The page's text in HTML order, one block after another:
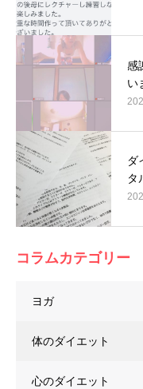
感
い
ダ
タ
コラムカテゴリー
ヨガ
体のダイエット
心のダイエット